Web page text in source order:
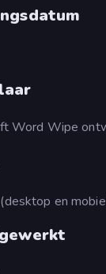
Word Wipe
en